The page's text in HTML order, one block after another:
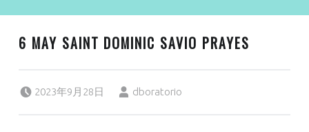
6 MAY SAINT DOMINIC SAVIO PRAYES
2023年9月28日 dboratorio